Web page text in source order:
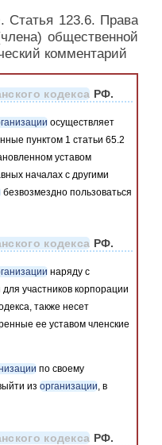
Статья 123.6. Права
общественной
комментарий
кодекса РФ.
осуществляет
пунктом 1 статьи 65.2
уставом
началах с другими
безвозмездно пользоваться
кодекса РФ.
наряду с
участников корпорации
также несет
ее уставом членские
по своему
из организации, в
кодекса РФ.